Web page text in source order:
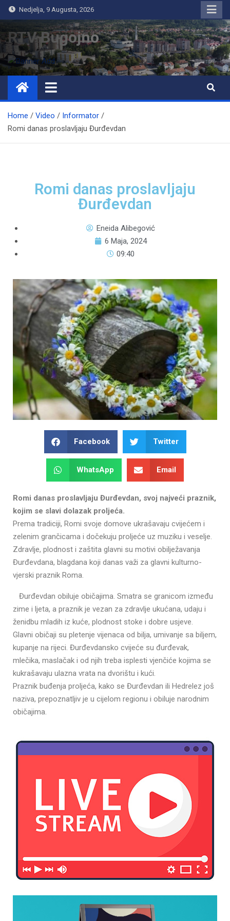
Nedjelja, 9 Augusta, 2026
RTV Bugojno
Home Video
Informator
Romi danas proslavljaju Đurđevdan
Romi danas proslavljaju
Đurđevdan
Eneida Alibegović
6 Maja, 2024
09:40
Facebook Twitter
WhatsApp Email
Romi danas proslavljaju Đurđevdan, svoj najveći praznik,
kojim se slavi dolazak proljeća.
Prema tradiciji, Romi svoje domove ukrašavaju cvijećem i
zelenim grančicama i dočekuju proljeće uz muziku i veselje.
Zdravlje, plodnost i zaštita glavni su motivi obilježavanja
Đurđevdana, blagdana koji danas važi za glavni kulturno-
vjerski praznik Roma.
Đurđevdan obiluje običajima. Smatra se granicom između
zime i ljeta, a praznik je vezan za zdravlje ukućana, udaju i
ženidbu mladih iz kuće, plodnost stoke i dobre usjeve.
Glavni običaji su pletenje vijenaca od bilja, umivanje sa biljem,
kupanje na rijeci. Đurđevdansko cvijeće su đurđevak,
mlečika, maslačak i od njih treba isplesti vjenčiće kojima se
kukrašavaju ulazna vrata na dvorištu i kući.
Praznik buđenja proljeća, kako se Đurđevdan ili Hedrelez još
naziva, prepoznatljiv je u cijelom regionu i obiluje narodnim
običajima.